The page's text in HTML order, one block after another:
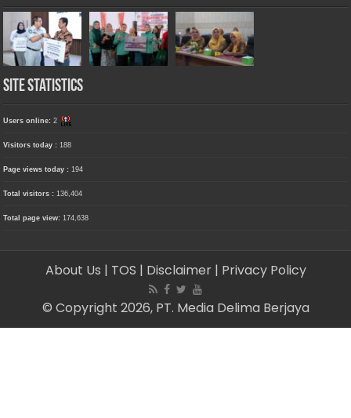
Site Statistics
Users online:2
Visitors today : 188
Page views today : 194
Total visitors : 136,404
Total page view: 174,638
About Us | TOS | Disclaimer | Privacy Policy
© Copyright 2026, PT. Media Delima Berjaya